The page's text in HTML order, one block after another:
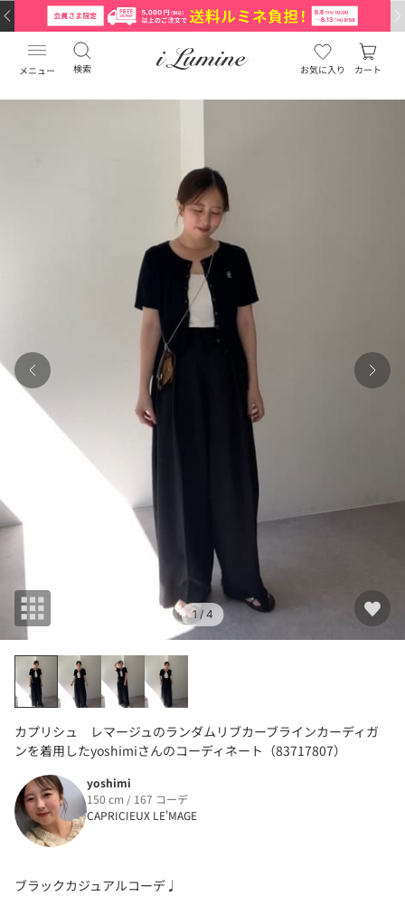
メニュー 検索 お気に入り カート
1 / 4
カプリシュ レマージュのランダムリブカーブラインカーディガ
ンを着用したyoshimiさんのコーディネート（83717807）
yoshimi
150 cm / 167 コーデ
CAPRICIEUX LE'MAGE
ブラックカジュアルコーデ♩